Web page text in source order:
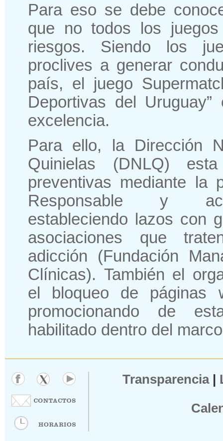
Para eso se debe
que no todos los
riesgos. Siendo los
proclives a generar
país, el juego
Deportivas del
excelencia.
Para ello, la Dirección
Quinielas (DNLQ)
preventivas mediante la
Responsable y
estableciendo lazos con
asociaciones que
adicción (Fundación
Clínicas). También el
el bloqueo de páginas
promocionando de
habilitado dentro del
Transparencia|